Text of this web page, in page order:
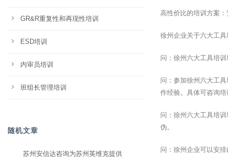
高性价比的培训方案
徐州企业关于六大工
问：徐州六大工具培
问：参加徐州六大工
作经验。具体可咨询
问：徐州六大工具培
伪。
问：徐州企业可以安
GR&R重复性和再现性培训
ESD培训
内审员培训
班组长管理培训
随机文章
苏州安信达咨询为苏州英维克提供